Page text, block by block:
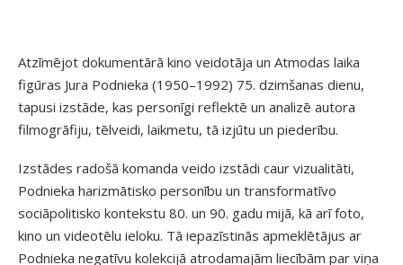
Atzīmējot dokumentārā kino veidotāja un Atmodas laika
figūras Jura Podnieka (1950–1992) 75. dzimšanas dienu,
tapusi izstāde, kas personīgi reflektē un analizē autora
filmogrāfiju, tēlveidi, laikmetu, tā izjūtu un piederību.
Izstādes radošā komanda veido izstādi caur vizualitāti,
Podnieka harizmātisko personību un transformatīvo
sociāpolitisko kontekstu 80. un 90. gadu mijā, kā arī foto,
kino un videotēlu ieloku. Tā iepazīstinās apmeklētājus ar
Podnieka negatīvu kolekcijā atrodamajām liecībām par viņa